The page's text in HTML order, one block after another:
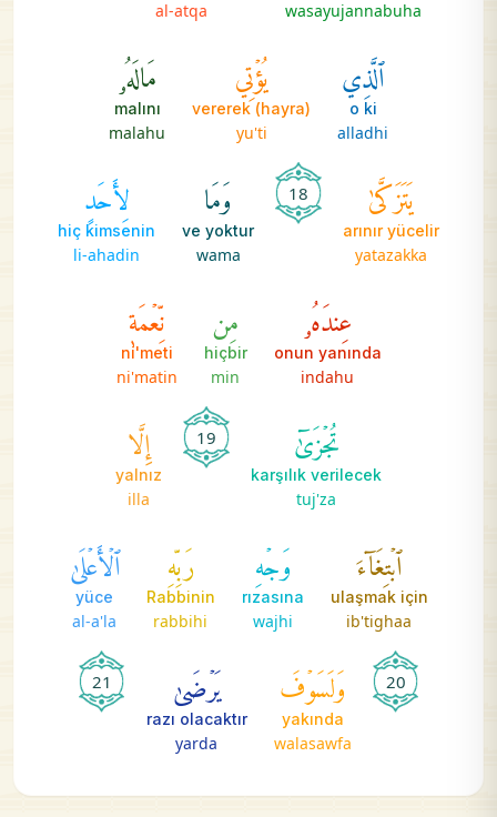
wasayujannabuha
al-atqa
ٱلَّذِي
o ki
alladhi
يُؤۡتِي
(hayra) vererek
yu'ti
مَالَهُۥ
malını
malahu
يَتَزَكَّىٰ
arınır yücelir
yatazakka
18 وَمَا
ve yoktur
wama
لِأَحَدٍ
hiç kimsenin
li-ahadin
عِندَهُۥ
onun yanında
indahu
مِن
hiçbir
min
نِّعۡمَةٖ
ni'meti
ni'matin
تُجۡزَىٰٓ
karşılık verilecek
tuj'za
19 إِلَّا
yalnız
illa
ٱبۡتِغَآءَ
ulaşmak için
ib'tighaa
وَجۡهِ
rızasına
wajhi
رَبِّهِ
Rabbinin
rabbihi
ٱلۡأَعۡلَىٰ
yüce
al-a'la
20 وَلَسَوۡفَ
yakında
walasawfa
يَرۡضَىٰ
razı olacaktır
yarda
21